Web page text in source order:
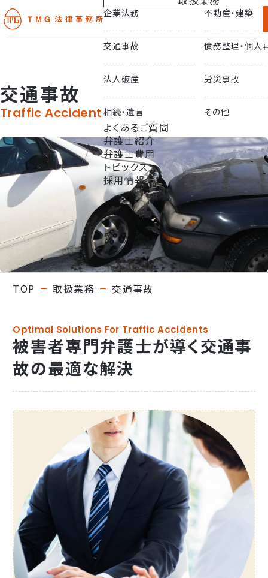
TMG法律事務所 企業法務 不動産・建築
交通事故 債務整理・個人
法人破産 労災事故
相続・遺言 その他
よくあるご質問
弁護士紹介
弁護士費用
トピックス
採用情報
交通事故
Traffic Accident
TOP 取扱業務 交通事故
Optimal Solutions For Traffic Accidents
被害者専門弁護士が導く交通事
故の最適な解決